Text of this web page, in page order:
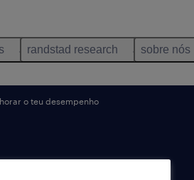
randstad research sobre nós
o teu desempenho